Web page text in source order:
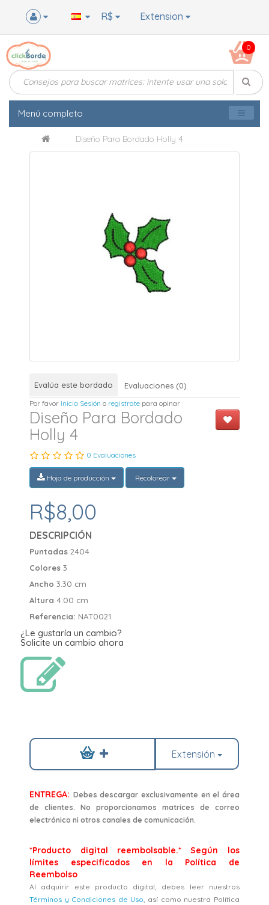
Extension
R$
0
Menú completo
Diseño Para Bordado Holly 4
Evalúa este bordado Evaluaciones (0)
Por favor Inicia Sesión o registrate para opinar
Diseño Para Bordado
Holly 4
0 Evaluaciones
Hoja de producción Recolorear
R$8,00
DESCRIPCIÓN
Puntadas2404
Colores3
Ancho3.30 cm
Altura4.00 cm
Referencia: NAT0021
¿Le gustaría un cambio?
Solicite un cambio ahora
Extensión
ENTREGA: Debes descargar exclusivamente en el área
de clientes. No proporcionamos matrices de correo
electrónico ni otros canales de comunicación.
*Producto digital reembolsable.* Según los
límites especificados en la Política de
Reembolso
Al adquirir este producto digital, debes leer nuestros
Términos y Condiciones de Uso, así como nuestra Política